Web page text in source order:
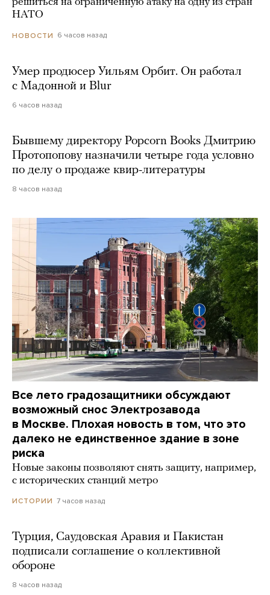
решиться на ограниченную атаку на одну из стран
НАТО
НОВОСТИ 6 часов назад
Умер продюсер Уильям Орбит. Он работал
с Мадонной и Blur
6 часов назад
Бывшему директору Popcorn Books Дмитрию
Протопопову назначили четыре года условно
по делу о продаже квир-литературы
8 часов назад
Все лето градозащитники обсуждают
возможный снос Электрозавода
в Москве. Плохая новость в том, что это
далеко не единственное здание в зоне
риска
Новые законы позволяют снять защиту, например,
с исторических станций метро
ИСТОРИИ 7 часов назад
Турция, Саудовская Аравия и Пакистан
подписали соглашение о коллективной
обороне
8 часов назад